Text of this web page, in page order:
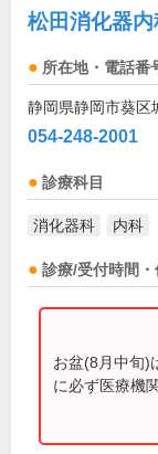
松田消化器
所在地・電話番
静岡県静岡市葵区
054-248-2001
診療科目
消化器科 内科
診療/受付時間・
お盆(8月中旬)
に必ず医療機